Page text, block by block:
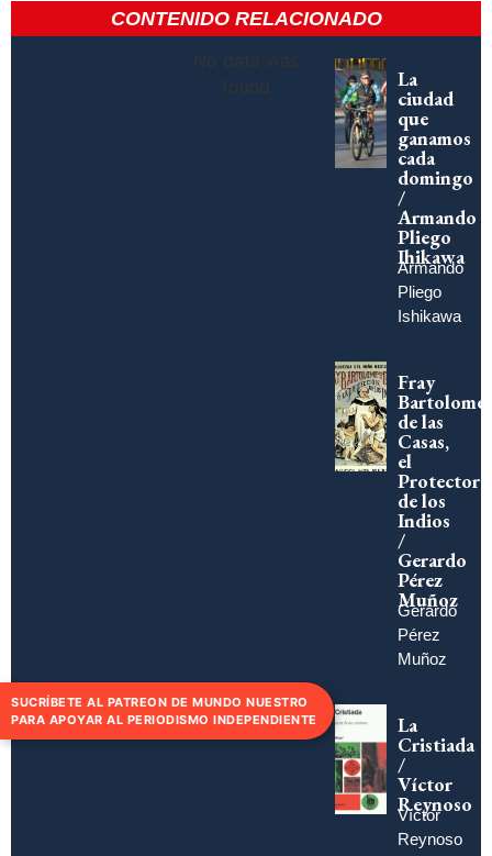
CONTENIDO RELACIONADO
No data was
found
La
ciudad
que
ganamos
cada
domingo
/
Armando
Pliego
Ihikawa
Armando
Pliego
Ishikawa
Fray
Bartolomé
de las
Casas,
el
Protector
de los
Indios
/
Gerardo
Pérez
Muñoz
Gerardo
Pérez
Muñoz
La
Cristiada
/
Víctor
Reynoso
Víctor
Reynoso
SUCRÍBETE AL PATREON DE MUNDO NUESTRO
PARA APOYAR AL PERIODISMO INDEPENDIENTE